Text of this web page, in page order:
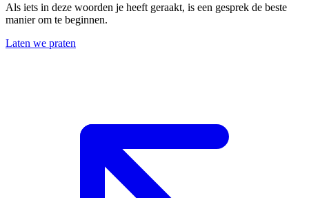
Als iets in deze woorden je heeft geraakt, is een gesprek de beste
manier om te beginnen.
Laten we praten